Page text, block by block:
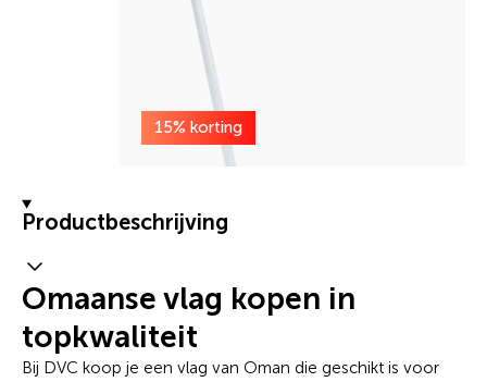
15% korting
Productbeschrijving
Omaanse vlag kopen in
topkwaliteit
Bij DVC koop je een vlag van Oman die geschikt is voor